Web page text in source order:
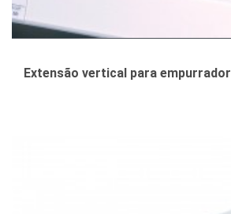
Extensão vertical para empurrador